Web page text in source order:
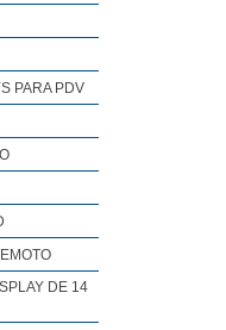
PARA PDV
DE 14